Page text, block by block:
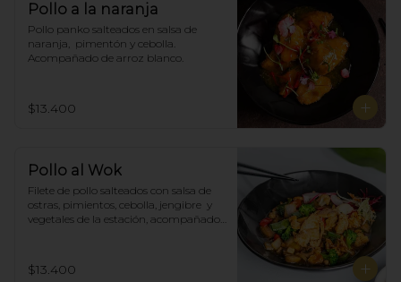
Pollo a la naranja
Pollo panko salteados en salsa de
naranja,  pimentón y cebolla.
Acompañado de arroz blanco.
$13.400
Pollo al Wok
Filete de pollo salteados con salsa de
ostras, pimientos, cebolla, jengibre  y
vegetales de la estación, acompañado
$13.400